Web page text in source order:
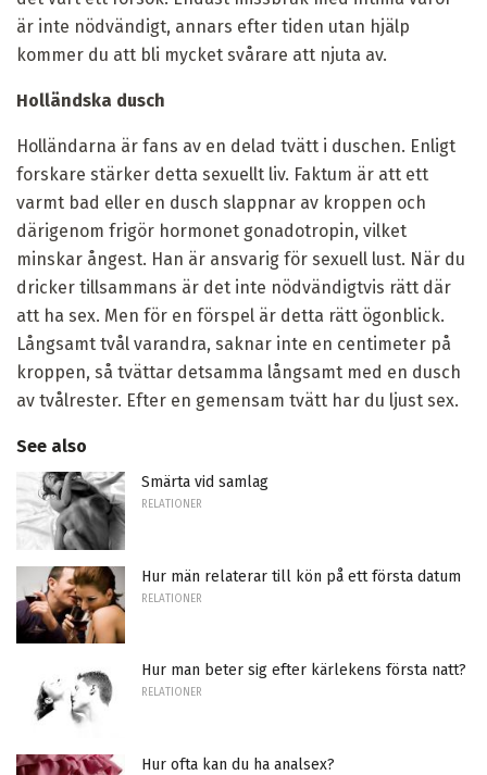
är inte nödvändigt, annars efter tiden utan hjälp
kommer du att bli mycket svårare att njuta av.
Holländska dusch
Holländarna är fans av en delad tvätt i duschen. Enligt
forskare stärker detta sexuellt liv. Faktum är att ett
varmt bad eller en dusch slappnar av kroppen och
därigenom frigör hormonet gonadotropin, vilket
minskar ångest. Han är ansvarig för sexuell lust. När du
dricker tillsammans är det inte nödvändigtvis rätt där
att ha sex. Men för en förspel är detta rätt ögonblick.
Långsamt tvål varandra, saknar inte en centimeter på
kroppen, så tvättar detsamma långsamt med en dusch
av tvålrester. Efter en gemensam tvätt har du ljust sex.
See also
Smärta vid samlag
RELATIONER
Hur män relaterar till kön på ett första datum
RELATIONER
Hur man beter sig efter kärlekens första natt?
RELATIONER
Hur ofta kan du ha analsex?